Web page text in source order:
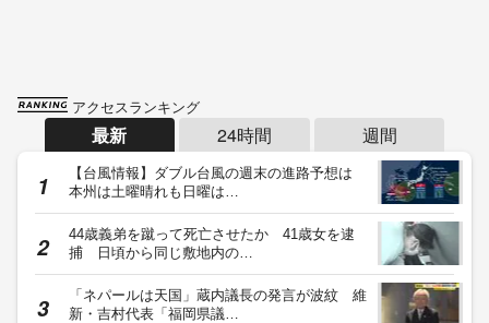
アクセスランキング
最新 24時間 週間
【台風情報】ダブル台風の週末の進路予想は
本州は土曜晴れも日曜は…
44歳義弟を蹴って死亡させたか 41歳女を逮
捕 日頃から同じ敷地内の…
「ネパールは天国」蔵内議長の発言が波紋 維
新・吉村代表「福岡県議…